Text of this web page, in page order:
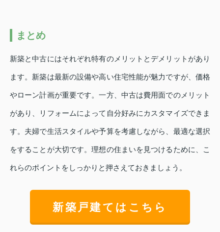
まとめ
新築と中古にはそれぞれ特有のメリットとデメリットがあり
ます。新築は最新の設備や高い住宅性能が魅力ですが、価格
やローン計画が重要です。一方、中古は費用面でのメリット
があり、リフォームによって自分好みにカスタマイズできま
す。夫婦で生活スタイルや予算を考慮しながら、最適な選択
をすることが大切です。理想の住まいを見つけるために、こ
れらのポイントをしっかりと押さえておきましょう。
新築戸建てはこちら